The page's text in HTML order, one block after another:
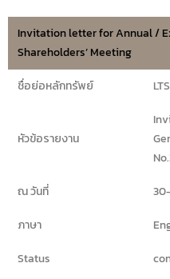
Invitation letter for Annual /
Shareholders’ Meeting
ชื่อย่อหลักทรัพย์
LTS
หัวข้อรายงาน
ณ วันที่
ภาษา
Status